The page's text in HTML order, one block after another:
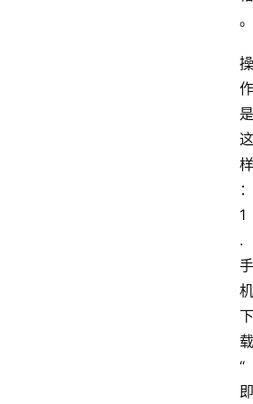
。
操
作
是
这
样
：
1
.
手
机
下
载
“
即